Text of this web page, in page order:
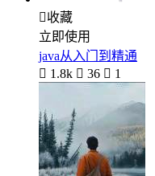
收藏
立即使用
java从入门到精通
 1.8k  36  1